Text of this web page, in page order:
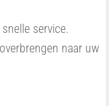
service.
naar uw